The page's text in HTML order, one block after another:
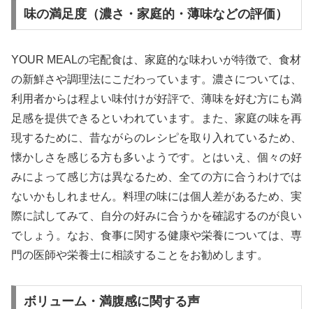
味の満足度（濃さ・家庭的・薄味などの評価）
YOUR MEALの宅配食は、家庭的な味わいが特徴で、食材
の新鮮さや調理法にこだわっています。濃さについては、
利用者からは程よい味付けが好評で、薄味を好む方にも満
足感を提供できるといわれています。また、家庭の味を再
現するために、昔ながらのレシピを取り入れているため、
懐かしさを感じる方も多いようです。とはいえ、個々の好
みによって感じ方は異なるため、全ての方に合うわけでは
ないかもしれません。料理の味には個人差があるため、実
際に試してみて、自分の好みに合うかを確認するのが良い
でしょう。なお、食事に関する健康や栄養については、専
門の医師や栄養士に相談することをお勧めします。
ボリューム・満腹感に関する声